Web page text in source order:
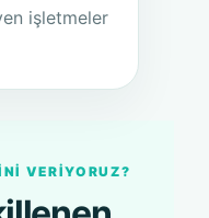
işletmeler
VERIYORUZ?